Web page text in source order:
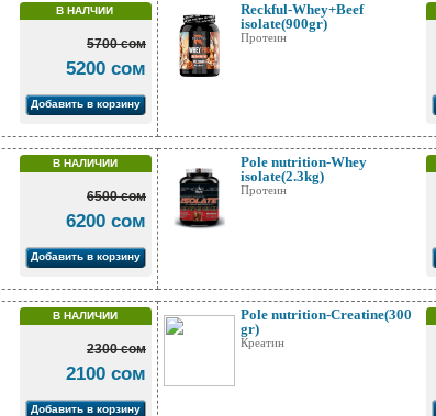
В НАЛЧИИ
5700 сом
5200 сом
Добавить в корзину
Reckful-Whey+Beef
isolate(900gr)
Протеин
В НАЛИЧИИ
6500 сом
6200 сом
Добавить в корзину
Pole nutrition-Whey
isolate(2.3kg)
Протеин
В НАЛИЧИИ
2300 сом
2100 сом
Добавить в корзину
Pole nutrition-Creatine(300
gr)
Креатин